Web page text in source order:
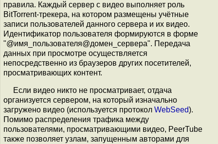
правила. Каждый сервер с видео выполняет роль
BitTorrent-трекера, на котором размещены учётные
записи пользователей данного сервера и их видео.
Идентификатор пользователя формируются в форме
"@имя_пользователя@домен_сервера". Передача
данных при просмотре осуществляется
непосредственно из браузеров других посетителей,
просматривающих контент.
Если видео никто не просматривает, отдача
организуется сервером, на который изначально
загружено видео (используется протокол WebSeed).
Помимо распределения трафика между
пользователями, просматривающими видео, PeerTube
также позволяет узлам, запущенным авторами для